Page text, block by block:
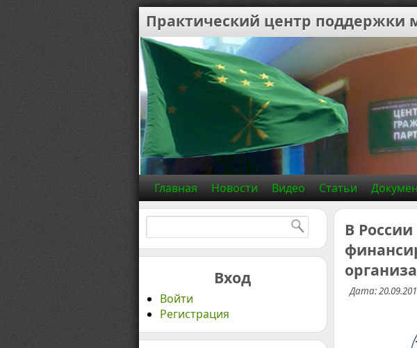
Практический центр поддержки
Главная Новости Видео Статьи
Вход
Войти
Регистрация
В
Дата: